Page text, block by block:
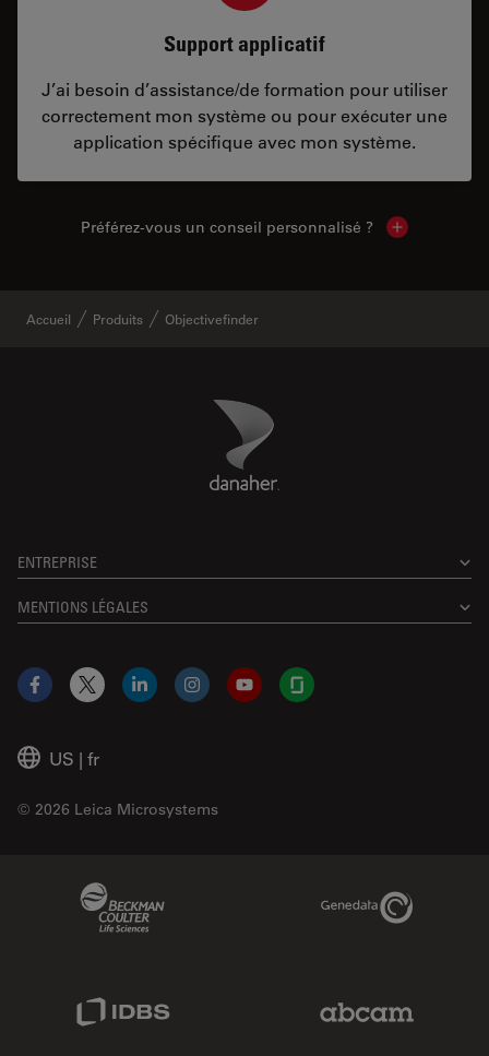
Support applicatif
J’ai besoin d’assistance/de formation pour utiliser
correctement mon système ou pour exécuter une
application spécifique avec mon système.
Préférez-vous un conseil personnalisé ? Show local
Accueil Produits Objectivefinder
Danaher Logo
ENTREPRISE
MENTIONS LÉGALES
US | fr
© 2026 Leica Microsystems
Facebook
X LinkedInInstagramYouTubeGlassdoor
Genedata Link